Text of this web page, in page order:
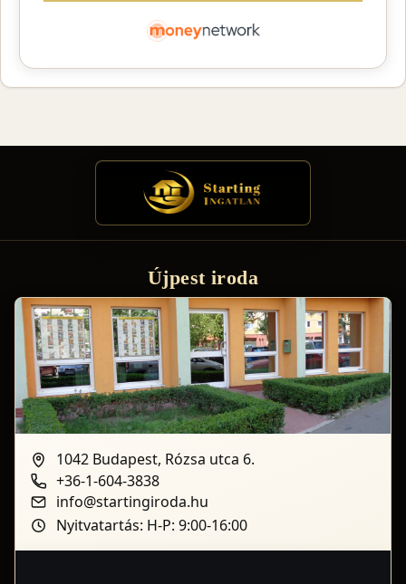
Újpest iroda
1042 Budapest, Rózsa utca 6.
+36-1-604-3838
info@startingiroda.hu
Nyitvatartás: H-P: 9:00-16:00